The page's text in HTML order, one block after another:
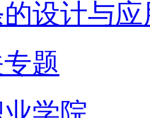
设计与
题